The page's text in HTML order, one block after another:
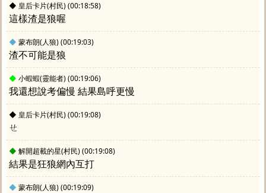
◆ 皇后卡片(村民)(00:18:58)
這樣渣是狼喔
◆ 蒙布朗(人狼)(00:19:03)
渣不可能是狼
◆ 小蝦蝦(靈能者)(00:19:06)
我還想說考偏慢 結果島呼更慢
◆ 皇后卡片(村民)(00:19:08)
ㄝ
◆ 解開超載的星(村民)(00:19:08)
結果是狂狼網內互打
◆ 蒙布朗(人狼)(00:19:09)